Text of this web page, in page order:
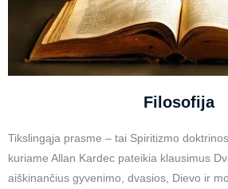
Filosofija
Tikslingąja prasme – tai Spiritizmo
kuriame Allan Kardec pateikia klausimus
aiškinančius gyvenimo, dvasios, Dievo ir